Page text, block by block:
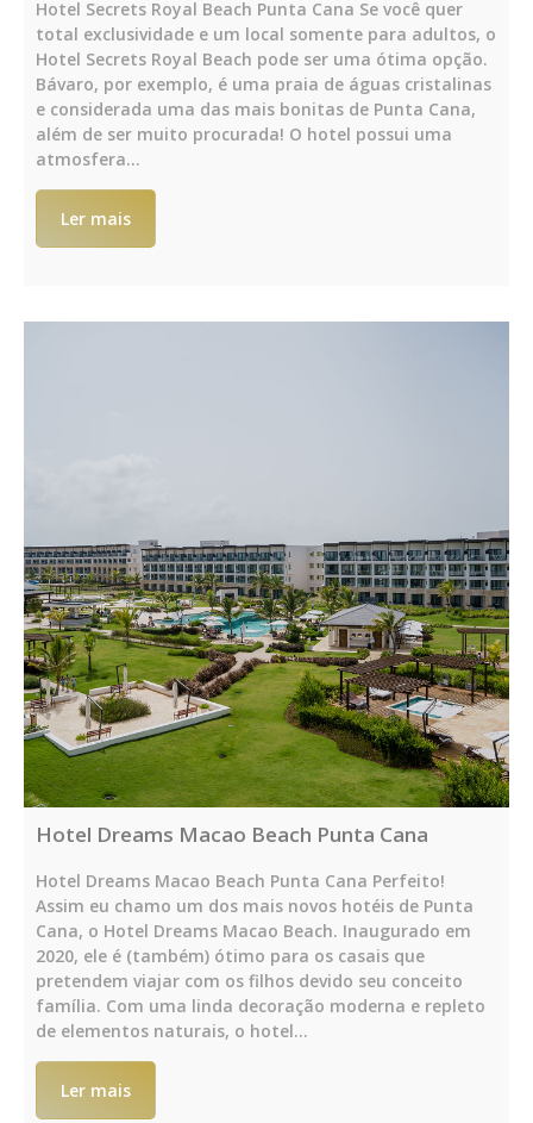
Hotel Secrets Royal Beach Punta Cana Se você quer
total exclusividade e um local somente para adultos, o
Hotel Secrets Royal Beach pode ser uma ótima opção.
Bávaro, por exemplo, é uma praia de águas cristalinas
e considerada uma das mais bonitas de Punta Cana,
além de ser muito procurada! O hotel possui uma
atmosfera…
Ler mais
Hotel Dreams Macao Beach Punta Cana
Hotel Dreams Macao Beach Punta Cana Perfeito!
Assim eu chamo um dos mais novos hotéis de Punta
Cana, o Hotel Dreams Macao Beach. Inaugurado em
2020, ele é (também) ótimo para os casais que
pretendem viajar com os filhos devido seu conceito
família. Com uma linda decoração moderna e repleto
de elementos naturais, o hotel…
Ler mais